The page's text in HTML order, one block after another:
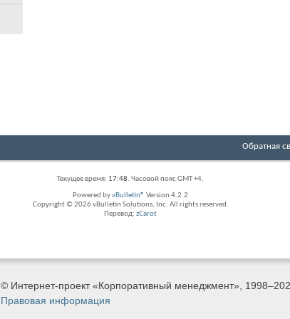
Обратная
Текущее время: 17:48. Часовой пояс GMT +4.
Powered byvBulletin® Version 4.2.2
Copyright © 2026 vBulletin Solutions, Inc. All rights reserved.
Перевод: zCarot
© Интернет-проект «Корпоративный менеджмент»,
Правовая информация